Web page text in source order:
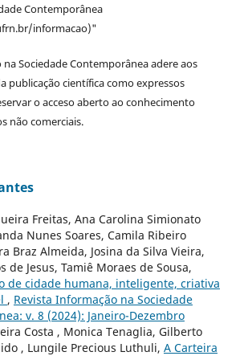
Contemporânea
informacao)"
Sociedade Contemporânea adere aos
publicação científica como expressos
o acceso aberto ao conhecimento
não comerciais.
Freitas, Ana Carolina Simionato
Nunes Soares, Camila Ribeiro
Braz Almeida, Josina da Silva Vieira,
de Jesus, Tamiê Moraes de Sousa,
de cidade humana, inteligente, criativa
, Revista Informação na Sociedade
v. 8 (2024): Janeiro-Dezembro
Costa , Monica Tenaglia, Gilberto
, Lungile Precious Luthuli, A Carteira